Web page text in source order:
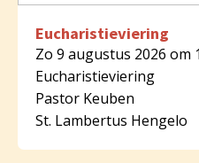
Eucharistieviering
Zo 9 augustus 2026 om
Eucharistieviering
Pastor Keuben
St. Lambertus Hengelo